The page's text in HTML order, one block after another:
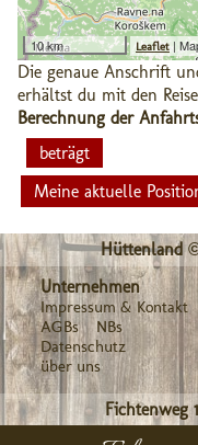
10 km Leaflet|
Die genaue Anschrift
erhältst du mit den
Berechnung der
Meine aktuelle
Hüttenland
Unternehmen
Impressum & Kontakt
AGBs
NBs
Datenschutz
über uns
Fichtenweg